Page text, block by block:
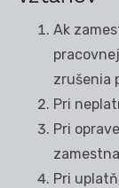
Ak
zrušenia
Pri
Pri
Pri